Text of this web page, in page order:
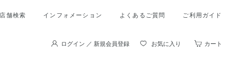
店舗検索 インフォメーション よくあるご質問 ご利用ガイド
ログイン ／ 新規会員登録 お気に入り カート